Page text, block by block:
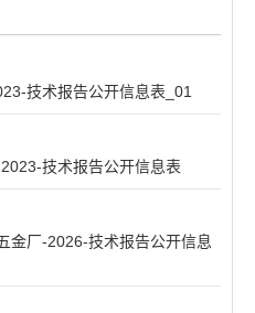
技术报告公开信息表_01
技术报告公开信息表
金厂-2026-技术报告公开信息